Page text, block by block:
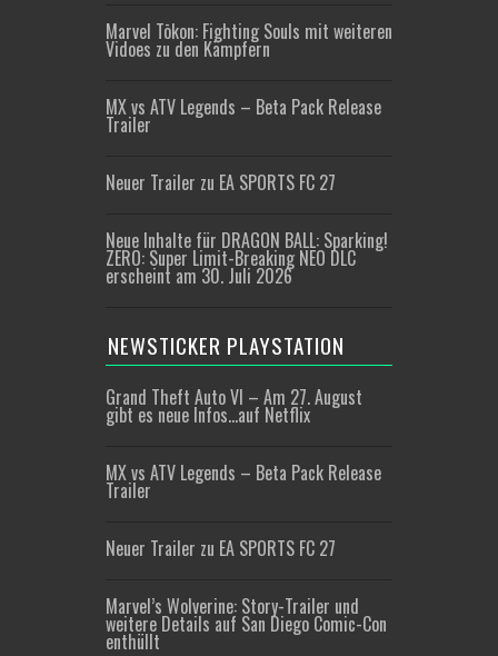
Marvel Tōkon: Fighting Souls mit weiteren
Vidoes zu den Kämpfern
MX vs ATV Legends – Beta Pack Release
Trailer
Neuer Trailer zu EA SPORTS FC 27
Neue Inhalte für DRAGON BALL: Sparking!
ZERO: Super Limit-Breaking NEO DLC
erscheint am 30. Juli 2026
NEWSTICKER PLAYSTATION
Grand Theft Auto VI – Am 27. August
gibt es neue Infos…auf Netflix
MX vs ATV Legends – Beta Pack Release
Trailer
Neuer Trailer zu EA SPORTS FC 27
Marvel’s Wolverine: Story-Trailer und
weitere Details auf San Diego Comic-Con
enthüllt